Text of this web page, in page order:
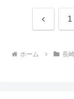
前 1
ホーム 長